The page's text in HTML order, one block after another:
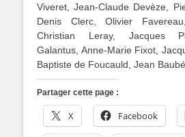
Viveret, Jean-Claude Devèze,
Denis Clerc, Olivier
Christian Leray, Jacques
Galantus, Anne-Marie Fixot,
Baptiste de Foucauld, Jean
Partager cette page :
X Facebook